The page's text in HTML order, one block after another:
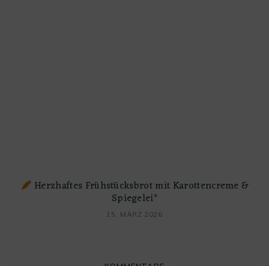
Herzhaftes Frühstücksbrot mit Karottencreme &
Spiegelei*
15. MÄRZ 2026